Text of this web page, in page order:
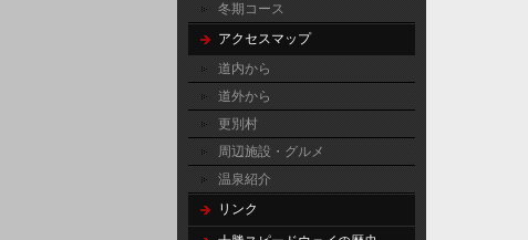
冬期コース
アクセスマップ
道内から
道外から
更別村
周辺施設・グルメ
温泉紹介
リンク